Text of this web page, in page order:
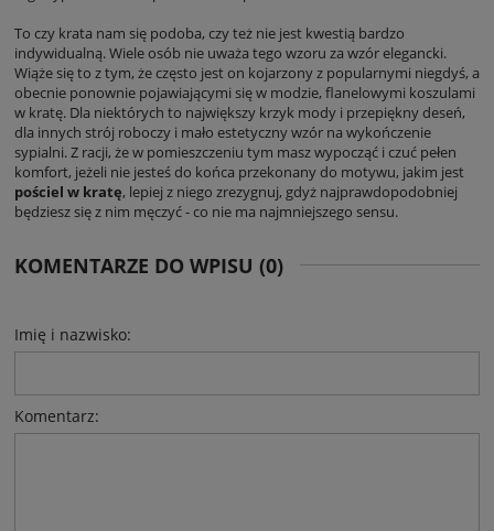
To czy krata nam się podoba, czy też nie jest kwestią bardzo
indywidualną. Wiele osób nie uważa tego wzoru za wzór elegancki.
Wiąże się to z tym, że często jest on kojarzony z popularnymi niegdyś, a
obecnie ponownie pojawiającymi się w modzie, flanelowymi koszulami
w kratę. Dla niektórych to największy krzyk mody i przepiękny deseń,
dla innych strój roboczy i mało estetyczny wzór na wykończenie
sypialni. Z racji, że w pomieszczeniu tym masz wypocząć i czuć pełen
komfort, jeżeli nie jesteś do końca przekonany do motywu, jakim jest
pościel w kratę, lepiej z niego zrezygnuj, gdyż najprawdopodobniej
będziesz się z nim męczyć - co nie ma najmniejszego sensu.
KOMENTARZE DO WPISU (0)
Imię i nazwisko:
Komentarz: